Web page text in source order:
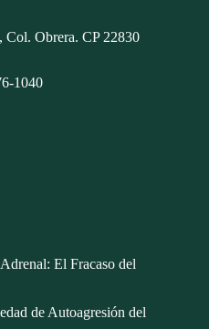
Col. Obrera. CP 22830
1040
El Fracaso del
de Autoagresión del